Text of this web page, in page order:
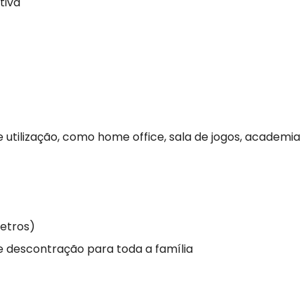
como home office, sala de jogos, academia
descontração para toda a família